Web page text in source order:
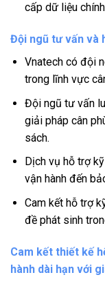
cấp dữ liệu
Đội ngũ tư vấn và
Vnatech có đội
trong lĩnh vực
Đội ngũ tư vấn
giải pháp cân
sách.
Dịch vụ hỗ trợ
vận hành đến
Cam kết hỗ trợ
đề phát sinh
Cam kết thiết kế
hành dài hạn với